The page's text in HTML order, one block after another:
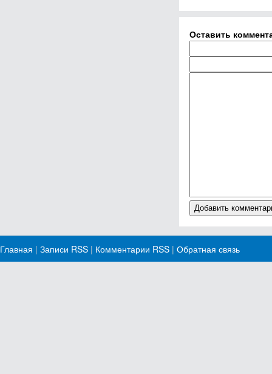
Оставить
Главная | Записи RSS | Комментарии RSS | Обратная связь